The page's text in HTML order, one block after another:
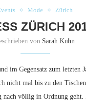
Mode Zürich
ZÜRICH
von Sarah Kuhn
im Gegensatz zum letzten
nicht mal bis zu den
völlig in Ordnung